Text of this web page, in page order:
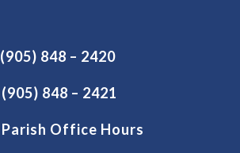
(905) 848 – 2420
(905) 848 – 2421
Parish Office Hours